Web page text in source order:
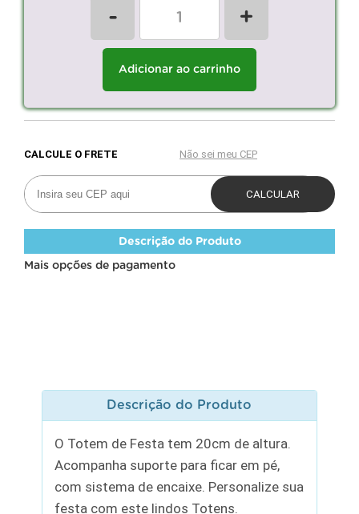
- +
Adicionar ao carrinho
Descrição do Produto
Mais opções de pagamento
Descrição do Produto
O Totem de Festa tem 20cm de altura.
Acompanha suporte para ficar em pé,
com sistema de encaixe. Personalize sua
festa com este lindos Totens.